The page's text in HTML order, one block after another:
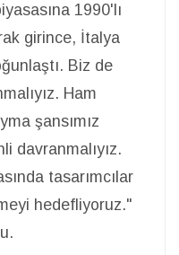
1990'lı
girince, İtalya
Biz de
Ham
şansımız
davranmalıyız.
tasarımcılar
hedefliyoruz."